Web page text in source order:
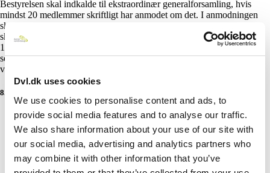
Dvl.dk uses cookies
We use cookies to personalise content and ads, to
provide social media features and to analyse our traffic.
We also share information about your use of our site with
our social media, advertising and analytics partners who
may combine it with other information that you’ve
Bestyrelsen skal indkalde til ekstraordinær generalforsamling, hvis
mindst 20 medlemmer skriftligt har anmodet om det. I anmodningen
skal der oplyses om, hvilke sager der ønskes behandlet. Indkaldelse
skal ske gennem afdelingens hjemmeside og nyhedsbrev med mindst
14 dages varsel. Ekstraordinær generalforsamling skal være afholdt
senest 3 måneder efter, at anmodningen er modtaget. Ændring af
vedtægter kan ikke finde sted på en ekstraordinær generalforsamling.
8. Bestyrelsen
Bestyrelsen består af formand + mindst 4 andre
bestyrelsesmedlemmer.
Bestyrelsen leder og repræsenterer afdelingen i
overensstemmelse med dens formål. Til løsning af opgaverne
disponerer bestyrelsen over afdelingens midler. Bestyrelsens
arbejde er ulønnet.